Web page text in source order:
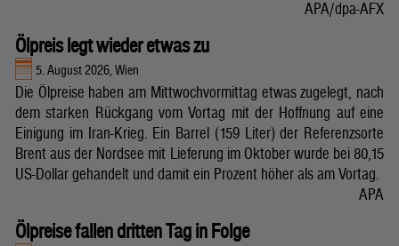
APA/dpa-AFX
Ölpreis legt wieder etwas zu
5. August 2026, Wien
Die Ölpreise haben am Mittwochvormittag etwas zugelegt, nach
dem starken Rückgang vom Vortag mit der Hoffnung auf eine
Einigung im Iran-Krieg. Ein Barrel (159 Liter) der Referenzsorte
Brent aus der Nordsee mit Lieferung im Oktober wurde bei 80,15
US-Dollar gehandelt und damit ein Prozent höher als am Vortag.
APA
Ölpreise fallen dritten Tag in Folge